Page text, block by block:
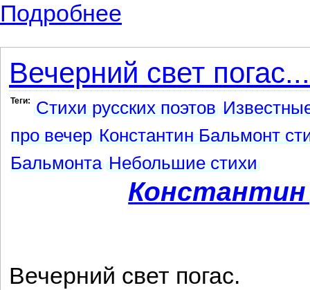
Подробнее
Вечерний свет погас...
Теги: Стихи русских поэтов
про вечер Константин Бальмонт
Бальмонта Небольшие стихи
Вечерний свет погас.